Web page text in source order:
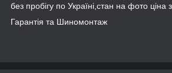
без пробігу по Україні,стан на фото ціна
Гарантія та Шиномонтаж